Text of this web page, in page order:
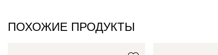
ПОХОЖИЕ ПРОДУКТЫ